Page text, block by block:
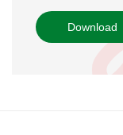
Download